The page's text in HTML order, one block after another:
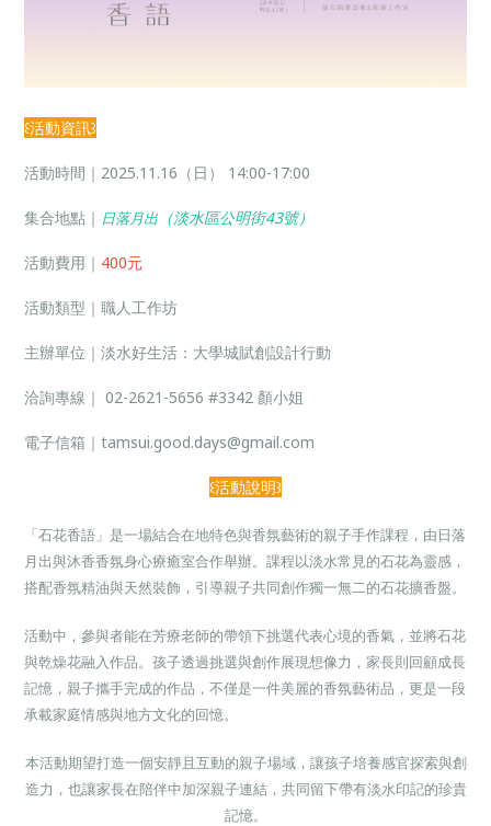
꒰活動資訊꒱
活動時間｜2025.11.16（日） 14:00-17:00
集合地點｜ 日落月出 （淡水區公明街43號）
活動費用｜ 400元
活動類型｜職人工作坊
主辦單位｜淡水好生活：大學城賦創設計行動
洽詢專線｜ 02-2621-5656 #3342 顏小姐
電子信箱｜tamsui.good.days@gmail.com
꒰活動說明꒱
「石花香語」是一場結合在地特色與香氛藝術的親子手作課程，由日落
月出與沐香香氛身心療癒室合作舉辦。課程以淡水常見的石花為靈感，
搭配香氛精油與天然裝飾，引導親子共同創作獨一無二的石花擴香盤。
活動中，參與者能在芳療老師的帶領下挑選代表心境的香氣，並將石花
與乾燥花融入作品。孩子透過挑選與創作展現想像力，家長則回顧成長
記憶，親子攜手完成的作品，不僅是一件美麗的香氛藝術品，更是一段
承載家庭情感與地方文化的回憶。
本活動期望打造一個安靜且互動的親子場域，讓孩子培養感官探索與創
造力，也讓家長在陪伴中加深親子連結，共同留下帶有淡水印記的珍貴
記憶。